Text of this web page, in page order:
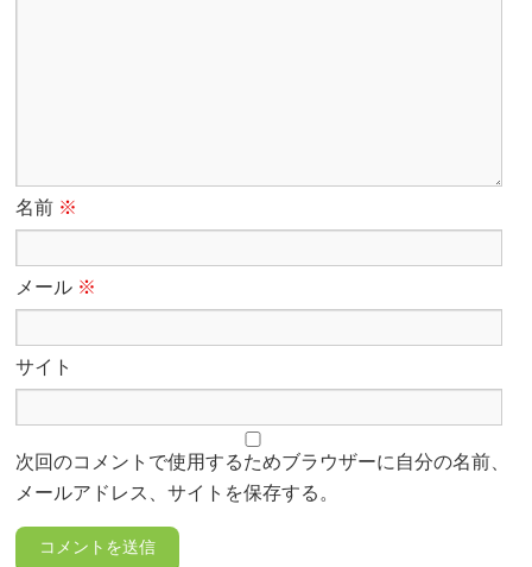
名前 ※
メール ※
サイト
次回のコメントで使用するためブラウザーに自分の名前、
メールアドレス、サイトを保存する。